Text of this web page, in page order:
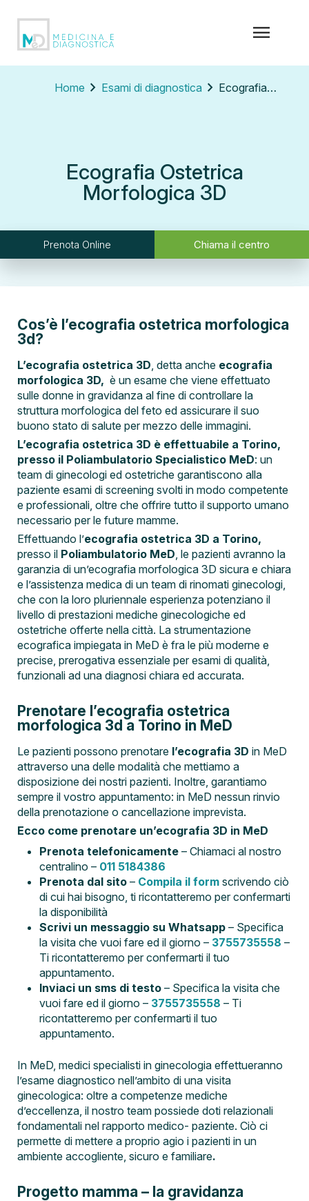
menu
Home chevron_right Esami di diagnostica chevron_right Ecografia Ostetrica Morfologica 3D
Ecografia Ostetrica
Morfologica 3D
Prenota Online Chiama il centro
Cos’è l’ecografia ostetrica morfologica
3d?
L’ecografia ostetrica 3D, detta anche ecografia
morfologica 3D, è un esame che viene effettuato
sulle donne in gravidanza al fine di controllare la
struttura morfologica del feto ed assicurare il suo
buono stato di salute per mezzo delle immagini.
L’ecografia ostetrica 3D è effettuabile a Torino,
presso il Poliambulatorio Specialistico MeD: un
team di ginecologi ed ostetriche garantiscono alla
paziente esami di screening svolti in modo competente
e professionali, oltre che offrire tutto il supporto umano
necessario per le future mamme.
Effettuando l’ecografia ostetrica 3D a Torino,
presso il Poliambulatorio MeD, le pazienti avranno la
garanzia di un’ecografia morfologica 3D sicura e chiara
e l’assistenza medica di un team di rinomati ginecologi,
che con la loro pluriennale esperienza potenziano il
livello di prestazioni mediche ginecologiche ed
ostetriche offerte nella città. La strumentazione
ecografica impiegata in MeD è fra le più moderne e
precise, prerogativa essenziale per esami di qualità,
funzionali ad una diagnosi chiara ed accurata.
Prenotare l’ecografia ostetrica
morfologica 3d a Torino in MeD
Le pazienti possono prenotare l’ecografia 3D in MeD
attraverso una delle modalità che mettiamo a
disposizione dei nostri pazienti. Inoltre, garantiamo
sempre il vostro appuntamento: in MeD nessun rinvio
della prenotazione o cancellazione imprevista.
Ecco come prenotare un’ecografia 3D in MeD
Prenota telefonicamente – Chiamaci al nostro
centralino – 011 5184386
Prenota dal sito – Compila il form scrivendo ciò
di cui hai bisogno, ti ricontatteremo per confermarti
la disponibilità
Scrivi un messaggio su Whatsapp – Specifica
la visita che vuoi fare ed il giorno – 3755735558 –
Ti ricontatteremo per confermarti il tuo
appuntamento.
Inviaci un sms di testo – Specifica la visita che
vuoi fare ed il giorno – 3755735558 – Ti
ricontatteremo per confermarti il tuo
appuntamento.
In MeD, medici specialisti in ginecologia effettueranno
l’esame diagnostico nell’ambito di una visita
ginecologica: oltre a competenze mediche
d’eccellenza, il nostro team possiede doti relazionali
fondamentali nel rapporto medico- paziente. Ciò ci
permette di mettere a proprio agio i pazienti in un
ambiente accogliente, sicuro e familiare.
Progetto mamma – la gravidanza